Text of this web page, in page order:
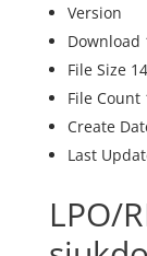
Version
Download
File Size
File Count
Create
Last
LPO/